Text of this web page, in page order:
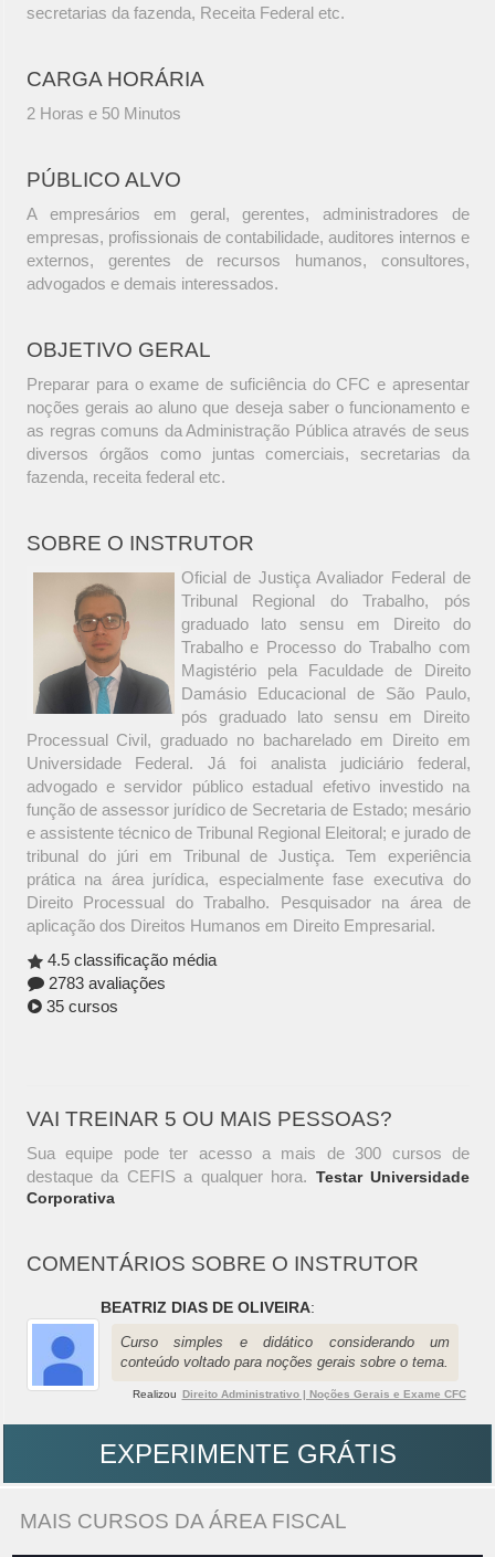
secretarias da fazenda, Receita Federal etc.
CARGA HORÁRIA
2 Horas e 50 Minutos
PÚBLICO ALVO
A empresários em geral, gerentes, administradores de
empresas, profissionais de contabilidade, auditores internos e
externos, gerentes de recursos humanos, consultores,
advogados e demais interessados.
OBJETIVO GERAL
Preparar para o exame de suficiência do CFC e apresentar
noções gerais ao aluno que deseja saber o funcionamento e
as regras comuns da Administração Pública através de seus
diversos órgãos como juntas comerciais, secretarias da
fazenda, receita federal etc.
SOBRE O INSTRUTOR
Oficial de Justiça Avaliador Federal de
Tribunal Regional do Trabalho, pós
graduado lato sensu em Direito do
Trabalho e Processo do Trabalho com
Magistério pela Faculdade de Direito
Damásio Educacional de São Paulo,
pós graduado lato sensu em Direito
Processual Civil, graduado no bacharelado em Direito em
Universidade Federal. Já foi analista judiciário federal,
advogado e servidor público estadual efetivo investido na
função de assessor jurídico de Secretaria de Estado; mesário
e assistente técnico de Tribunal Regional Eleitoral; e jurado de
tribunal do júri em Tribunal de Justiça. Tem experiência
prática na área jurídica, especialmente fase executiva do
Direito Processual do Trabalho. Pesquisador na área de
aplicação dos Direitos Humanos em Direito Empresarial.
4.5 classificação média
2783 avaliações
35 cursos
VAI TREINAR 5 OU MAIS PESSOAS?
Sua equipe pode ter acesso a mais de 300 cursos de
destaque da CEFIS a qualquer hora. Testar Universidade
Corporativa
COMENTÁRIOS SOBRE O INSTRUTOR
BEATRIZ DIAS DE OLIVEIRA:
Curso simples e didático considerando um
conteúdo voltado para noções gerais sobre o tema.
Realizou Direito Administrativo | Noções Gerais e Exame CFC
EXPERIMENTE GRÁTIS
MAIS CURSOS DA ÁREA FISCAL